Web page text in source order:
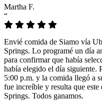
Martha F.
“
Envié comida de Siamo vía
Springs. Lo programé un día
para confirmar que había
había elegido el día siguiente.
5:00 p.m. y la comida llegó a
fue increíble y resulta que
Springs. Todos ganamos.